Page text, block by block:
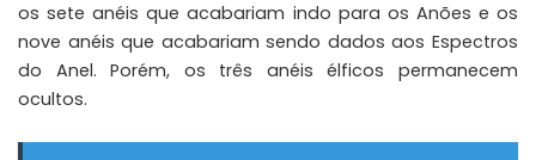
os sete anéis que acabariam indo para os Anões e os
nove anéis que acabariam sendo dados aos Espectros
do Anel. Porém, os três anéis élficos permanecem
ocultos.